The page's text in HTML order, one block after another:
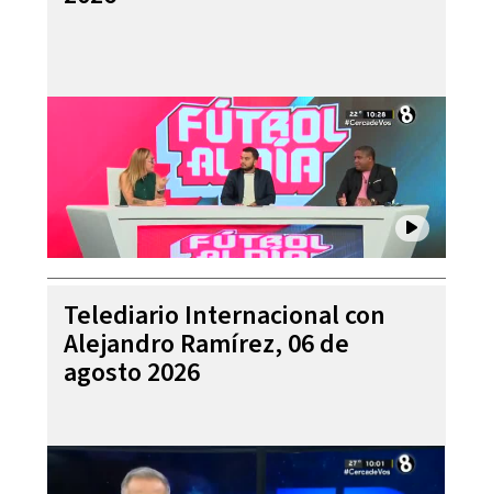
Telediario Internacional con
Alejandro Ramírez, 06 de
agosto 2026